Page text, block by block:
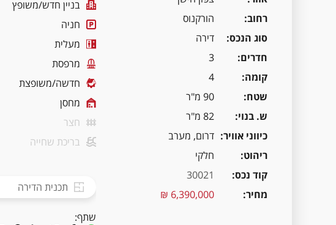
רחוב
הורקנוס
סוג הנכס
דירה
חדרים
3
קומה
4
שטח
90 מ"ר
ש. בנוי
82 מ"ר
כיווני אוויר
דרום, מערב
ריהוט
חלקי
קוד נכס
30021
מחיר
6,390,000 ₪
בניין חדש/משופץ
חניה
מעלית
מרפסת
חדשה/משופצת
מחסן
חצר
בריכת שחייה
תכנית הדירה
שתף: